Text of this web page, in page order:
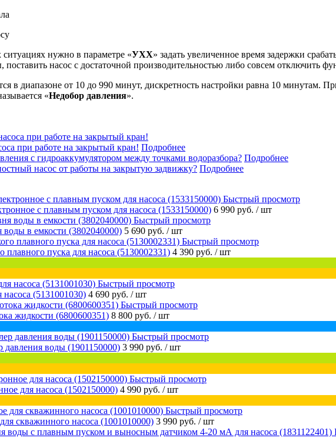
нужно в параметре «УХХ» задать увеличенное время задержки
насос с достаточной производительностью либо совсем отключить
в диапазоне от 10 до 990 минут, дискретность настройки равна 10 минутам.
«Недобор давления».
при работе на закрытый кран! Подробнее
с гидроаккумулятором между точками водоразбора? Подробнее
насос от работы на закрытую задвижку? Подробнее
Быстрый просмотр
с плавным пуском для насоса (1533150000) 6 990 руб. / шт
Быстрый просмотр
в емкости (3802040000) 5 690 руб. / шт
Быстрый просмотр
пуска для насоса (5130002331) 4 390 руб. / шт
Быстрый просмотр
(5131001030) 4 690 руб. / шт
Быстрый просмотр
жидкости (6800600351) 8 800 руб. / шт
Быстрый просмотр
воды (1901150000) 3 990 руб. / шт
Быстрый просмотр
для насоса (1502150000) 4 990 руб. / шт
Быстрый просмотр
скважинного насоса (1001010000) 3 990 руб. / шт